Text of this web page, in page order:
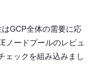
GCP全体の需要に応
ノードプールのレビュ
ェックを組み込みまし